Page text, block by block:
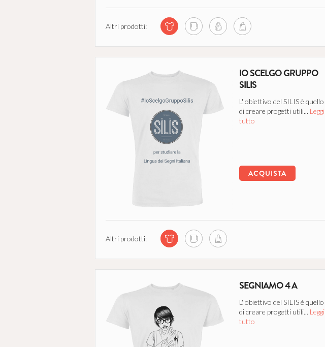
Altri prodotti:
IO SCELGO GRUPPO
SILIS
L' obiettivo del SILIS è quello
di creare progetti utili... Leggi
tutto
ACQUISTA
Altri prodotti:
SEGNIAMO 4 A
L' obiettivo del SILIS è quello
di creare progetti utili... Leggi
tutto